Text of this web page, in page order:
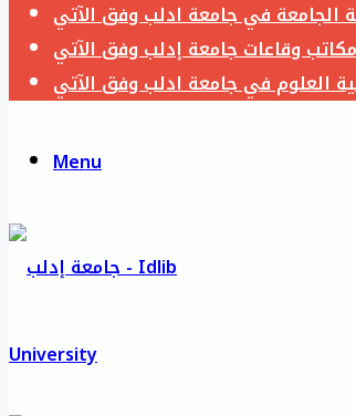
Menu